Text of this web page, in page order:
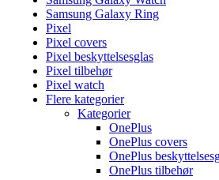
Samsung Galaxy Ring
Pixel
Pixel covers
Pixel beskyttelsesglas
Pixel tilbehør
Pixel watch
Flere kategorier
Kategorier
OnePlus
OnePlus covers
OnePlus
OnePlus tilbehør